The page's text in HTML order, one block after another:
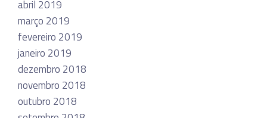
abril 2019
março 2019
fevereiro 2019
janeiro 2019
dezembro 2018
novembro 2018
outubro 2018